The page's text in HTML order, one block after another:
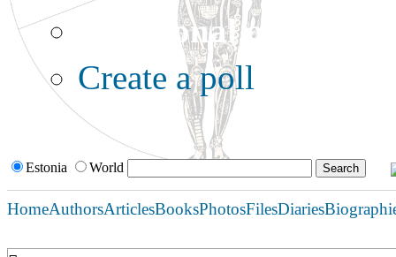
Additional options:
Create a poll
Estonia World
HomeAuthorsArticlesBooksPhotosFilesDiaries